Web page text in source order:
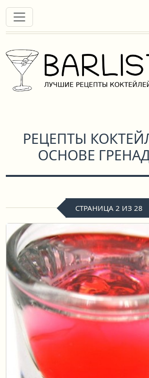
РЕЦЕПТЫ
ОСНОВЕ
СТРАНИЦА 2 ИЗ 28